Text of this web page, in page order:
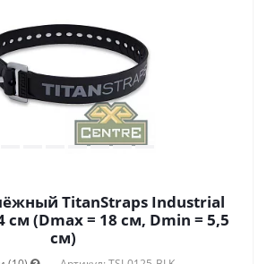
TitanStraps Industrial
см (Dmax = 18 см, Dmin = 5,5
см)